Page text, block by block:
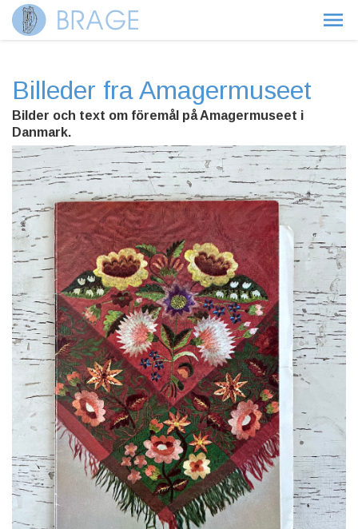
Billeder fra Amagermuseet
Bilder och text om föremål på Amagermuseet i
Danmark.